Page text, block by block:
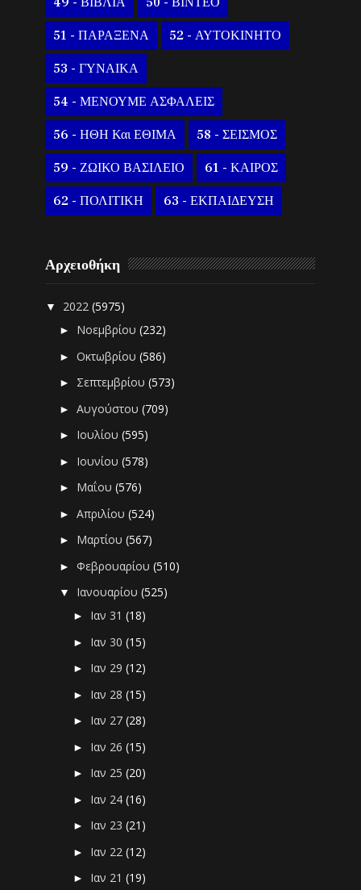
51 - ΠΑΡΑΞΕΝΑ 52 - ΑΥΤΟΚΙΝΗΤΟ
53 - ΓΥΝΑΙΚΑ
54 - ΜΕΝΟΥΜΕ ΑΣΦΑΛΕΙΣ
56 - ΗΘΗ Και ΕΘΙΜΑ 58 - ΣΕΙΣΜΟΣ
59 - ΖΩΙΚΟ ΒΑΣΙΛΕΙΟ 61 - ΚΑΙΡΟΣ
62 - ΠΟΛΙΤΙΚΗ 63 - ΕΚΠΑΙΔΕΥΣΗ
Αρχειοθήκη
▼ 2022(5975)
► Νοεμβρίου(232)
►Οκτωβρίου(586)
► Σεπτεμβρίου(573)
►Αυγούστου(709)
► Ιουλίου(595)
► Ιουνίου(578)
► Μαΐου(576)
►Απριλίου(524)
► Μαρτίου(567)
►Φεβρουαρίου(510)
▼ Ιανουαρίου(525)
► Ιαν 31(18)
► Ιαν 30(15)
► Ιαν 29(12)
► Ιαν 28(15)
► Ιαν 27(28)
► Ιαν 26(15)
► Ιαν 25(20)
► Ιαν 24(16)
► Ιαν 23(21)
► Ιαν 22(12)
► Ιαν 21(19)